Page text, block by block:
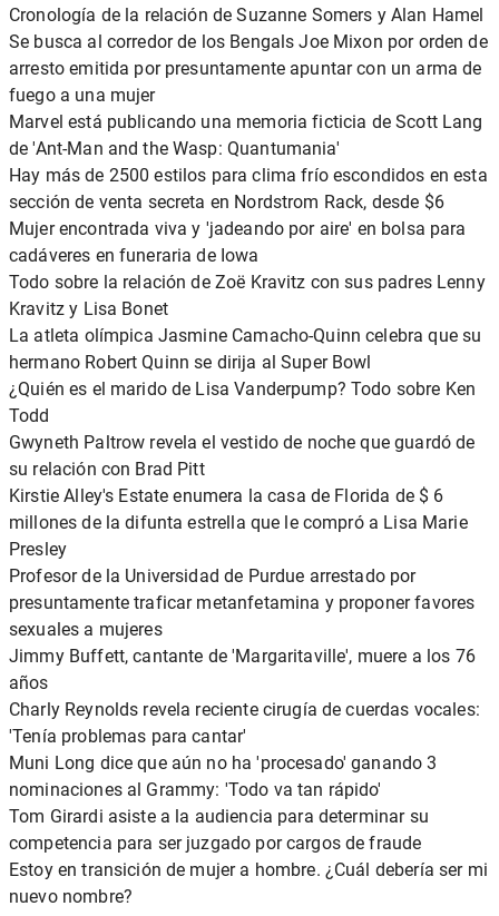
Cronología de la relación de Suzanne Somers y Alan Hamel
Se busca al corredor de los Bengals Joe Mixon por orden de
arresto emitida por presuntamente apuntar con un arma de
fuego a una mujer
Marvel está publicando una memoria ficticia de Scott Lang
de 'Ant-Man and the Wasp: Quantumania'
Hay más de 2500 estilos para clima frío escondidos en esta
sección de venta secreta en Nordstrom Rack, desde $6
Mujer encontrada viva y 'jadeando por aire' en bolsa para
cadáveres en funeraria de Iowa
Todo sobre la relación de Zoë Kravitz con sus padres Lenny
Kravitz y Lisa Bonet
La atleta olímpica Jasmine Camacho-Quinn celebra que su
hermano Robert Quinn se dirija al Super Bowl
¿Quién es el marido de Lisa Vanderpump? Todo sobre Ken
Todd
Gwyneth Paltrow revela el vestido de noche que guardó de
su relación con Brad Pitt
Kirstie Alley's Estate enumera la casa de Florida de $ 6
millones de la difunta estrella que le compró a Lisa Marie
Presley
Profesor de la Universidad de Purdue arrestado por
presuntamente traficar metanfetamina y proponer favores
sexuales a mujeres
Jimmy Buffett, cantante de 'Margaritaville', muere a los 76
años
Charly Reynolds revela reciente cirugía de cuerdas vocales:
'Tenía problemas para cantar'
Muni Long dice que aún no ha 'procesado' ganando 3
nominaciones al Grammy: 'Todo va tan rápido'
Tom Girardi asiste a la audiencia para determinar su
competencia para ser juzgado por cargos de fraude
Estoy en transición de mujer a hombre. ¿Cuál debería ser mi
nuevo nombre?